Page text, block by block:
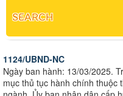
SEARCH
1124/UBND-NC
Ngày ban hành: 13/03/2025.
mục thủ tục hành chính thuộc